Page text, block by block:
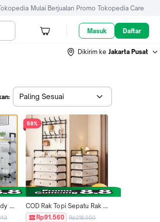
Mulai Berjualan Promo Tokopedia Care
Masuk Daftar
Dikirim ke Jakarta Pusat
Paling Sesuai
58%
COD Rak Topi Sepatu Rak
Sepatu 5 Susun Plastik Rak
Rp91.560 Rp218.000